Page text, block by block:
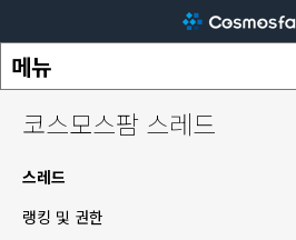
코스모스팜 스레드
스레드
랭킹 및 권한